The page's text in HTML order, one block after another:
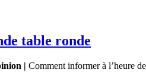
table ronde
| Comment informer à l’heure